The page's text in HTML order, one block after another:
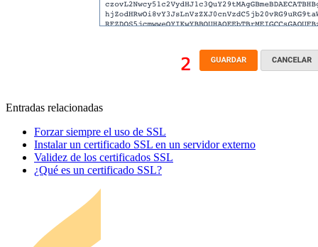
Entradas relacionadas
Forzar siempre el uso de SSL
Instalar un certificado SSL en un servidor externo
Validez de los certificados SSL
¿Qué es un certificado SSL?